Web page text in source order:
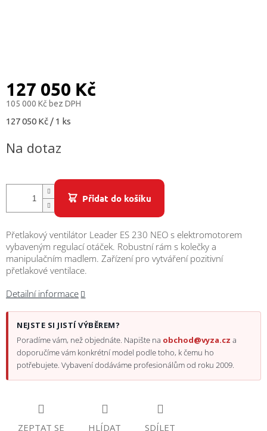
127 050 Kč
105 000 Kč bez DPH
Měrná
127 050 Kč / 1 ks
Na dotaz
Přidat do košíku
Přetlakový ventilátor Leader ES 230 NEO s elektromotorem
vybaveným regulací otáček. Robustní rám s kolečky a
manipulačním madlem. Zařízení pro vytváření pozitivní
přetlakové ventilace.
Detailní informace
NEJSTE SI JISTÍ VÝBĚREM?
Poradíme vám, než objednáte. Napište na obchod@vyza.cz a
doporučíme vám konkrétní model podle toho, k čemu ho
potřebujete. Vybavení dodáváme profesionálům od roku 2009.
ZEPTAT SE HLÍDAT SDÍLET